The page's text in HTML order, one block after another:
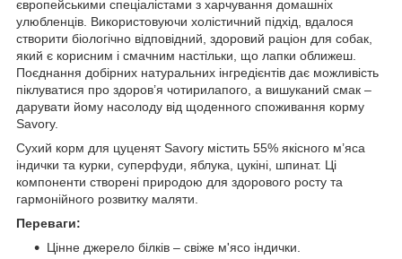
європейськими спеціалістами з харчування домашніх
улюбленців. Використовуючи холістичний підхід, вдалося
створити біологічно відповідний, здоровий раціон для собак,
який є корисним і смачним настільки, що лапки оближеш.
Поєднання добірних натуральних інгредієнтів дає можливість
піклуватися про здоров’я чотирилапого, а вишуканий смак –
дарувати йому насолоду від щоденного споживання корму
Savory.
Сухий корм для цуценят Savory містить 55% якісного м’яса
індички та курки, суперфуди, яблука, цукіні, шпинат. Ці
компоненти створені природою для здорового росту та
гармонійного розвитку маляти.
Переваги:
Цінне джерело білків – свіже м'ясо індички.